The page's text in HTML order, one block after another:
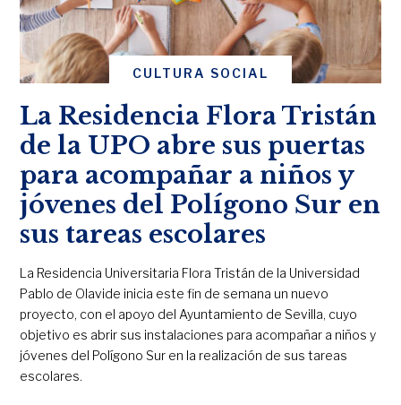
CULTURA SOCIAL
La Residencia Flora Tristán
de la UPO abre sus puertas
para acompañar a niños y
jóvenes del Polígono Sur en
sus tareas escolares
La Residencia Universitaria Flora Tristán de la Universidad
Pablo de Olavide inicia este fin de semana un nuevo
proyecto, con el apoyo del Ayuntamiento de Sevilla, cuyo
objetivo es abrir sus instalaciones para acompañar a niños y
jóvenes del Polígono Sur en la realización de sus tareas
escolares.